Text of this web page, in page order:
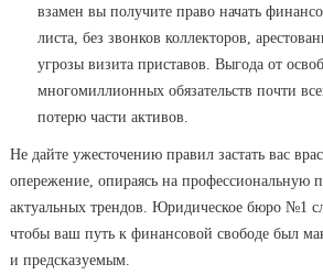
взамен вы получите право начать
листа, без звонков коллекторов,
угрозы визита приставов. Выгода от
многомиллионных обязательств почти
потерю части активов.
Не дайте ужесточению правил застать вас
опережение, опираясь на профессиональную
актуальных трендов. Юридическое бюро №1
чтобы ваш путь к финансовой свободе был
и предсказуемым.